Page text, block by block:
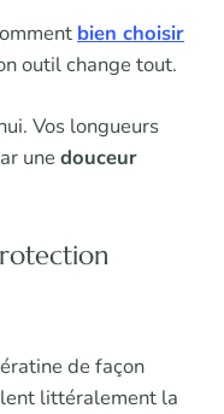
bien choisir
outil change tout.
Vos longueurs
une douceur
de façon
littéralement la